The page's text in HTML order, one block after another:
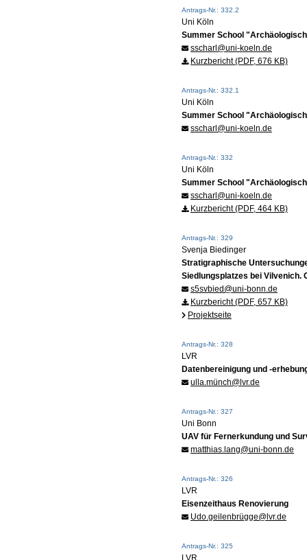
Antrags-Nr.: 332.2
Uni Köln
Summer School
sscharl@uni-koeln.de
Kurzbericht (PDF, 676 KB)
Antrags-Nr.: 332.1
Uni Köln
Summer School
sscharl@uni-koeln.de
Antrags-Nr.: 332
Uni Köln
Summer School
sscharl@uni-koeln.de
Kurzbericht (PDF, 464 KB)
Antrags-Nr.: 329
Svenja Biedinger
Stratigraphische
Siedlungsplatzes bei Vilvenich.
s5svbied@uni-bonn.de
Kurzbericht (PDF, 657 KB)
Projektseite
Antrags-Nr.: 328
LVR
Datenbereinigung und -
ulla.münch@lvr.de
Antrags-Nr.: 327
Uni Bonn
UAV für Fernerkundung und
matthias.lang@uni-bonn.de
Antrags-Nr.: 326
LVR
Eisenzeithaus Renovierung
Udo.geilenbrügge@lvr.de
Antrags-Nr.: 325
LVR